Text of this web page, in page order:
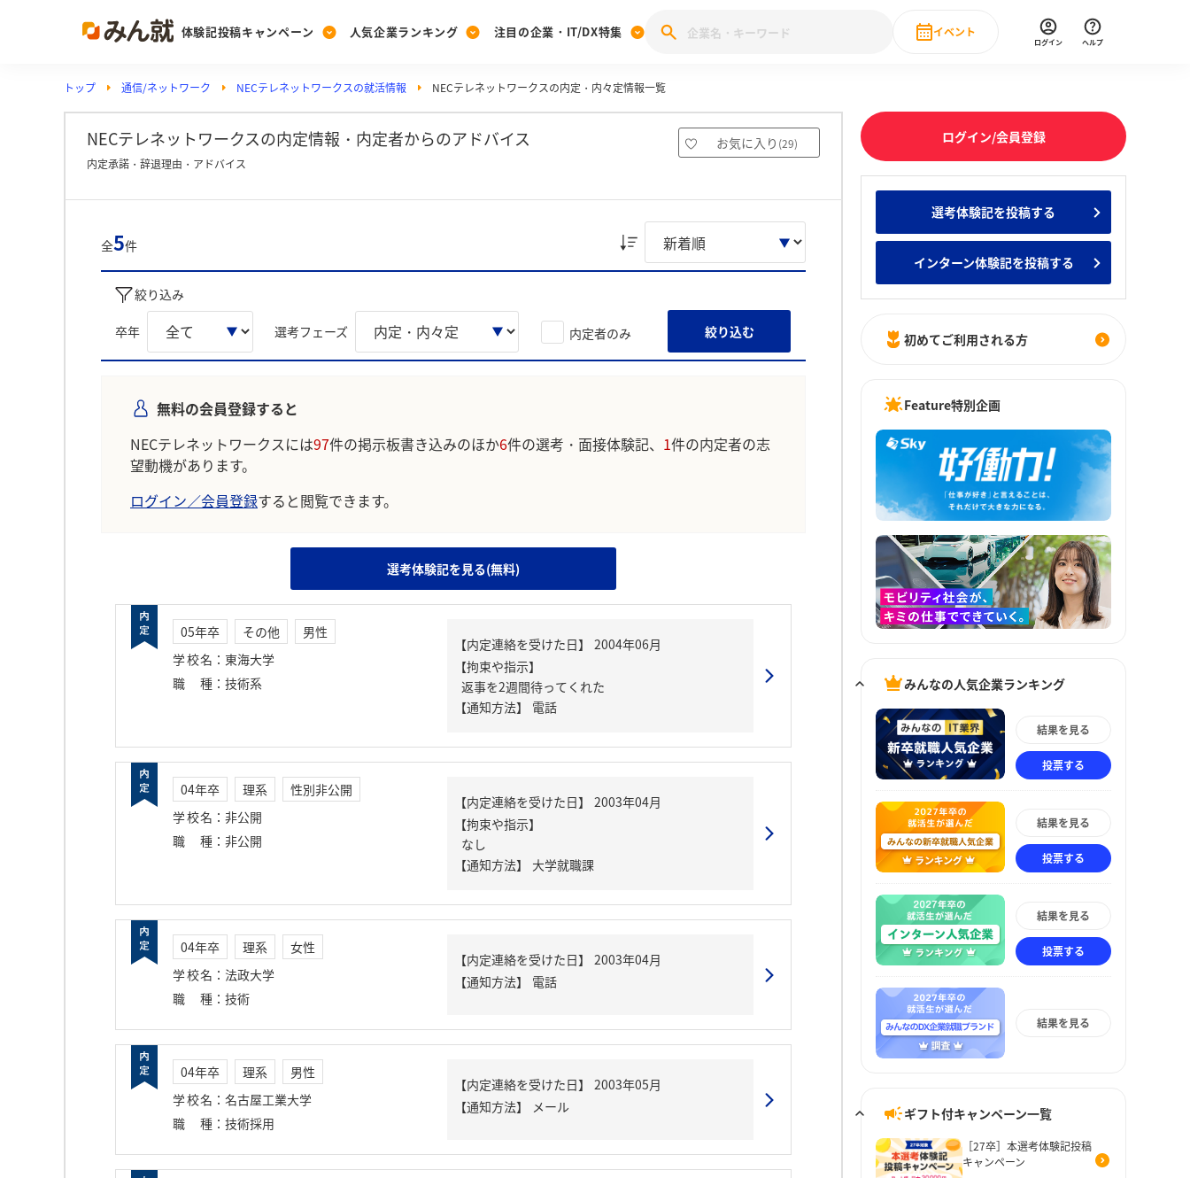
体験記投稿キャンペーン
Post
投稿する
[27卒] 本選考体験記投稿キャンペーン
人気企業ランキング
Ranking
ランキングを見る
みんなのDX企業就職ブランド調査
Vote みんなの新卒就職人気企業ランキング みんなのインターン人気企業ランキ
注目の企業・IT/DX特集
PickUp
注目の企業特集
28卒 IT・DX現場社員インタビュー
イベント
直近のイベント一覧
ログイン ヘルプ
トップ 通信/ネットワーク NECテレネットワークスの就活情報 NECテレネットワークスの内定・内々定情報一覧
NECテレネットワークスの内定情報・内定者からのアドバイス お気に入り (29)
内定承諾・辞退理由・アドバイス
全5件
絞り込み
卒年 選考フェーズ 内定者のみ 絞り込む
無料の会員登録すると
NECテレネットワークスには97件の掲示板書き込みのほか6件の選考・面接体験記、 1件の内定者の志
望動機があります。
ログイン／会員登録すると閲覧できます。
選考体験記を見る(無料)
05年卒 その他
男性
学校名 ： 東海大学
職種 ： 技術系
【内定連絡を受けた日】
2004年06月
【拘束や指示】
返事を2週間待ってくれた
【通知方法】
電話
04年卒 理系
性別非公開
学校名 ： 非公開
職種 ： 非公開
【内定連絡を受けた日】
2003年04月
【拘束や指示】
なし
【通知方法】
大学就職課
04年卒 理系
女性
学校名 ： 法政大学
職種 ： 技術
【内定連絡を受けた日】
2003年04月
【通知方法】
電話
04年卒 理系
男性
学校名 ： 名古屋工業大学
職種 ： 技術採用
【内定連絡を受けた日】
2003年05月
【通知方法】
メール
ログイン/会員登録
選考体験記を投稿する
インターン体験記を投稿する
初めてご利用される方
Feature特別企画
みんなの人気企業ランキング
結果を見る
投票する
結果を見る
投票する
結果を見る
投票する
結果を見る
ギフト付キャンペーン一覧
［27卒］本選考体験記投稿
キャンペーン